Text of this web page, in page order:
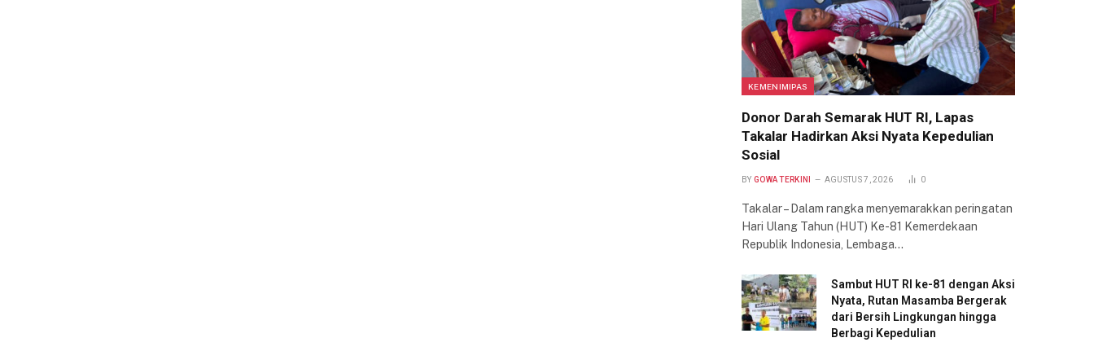
KEMENIMIPAS
Donor Darah Semarak HUT RI, Lapas
Takalar Hadirkan Aksi Nyata Kepedulian
Sosial
BY GOWA TERKINI AGUSTUS 7, 2026 0
Takalar – Dalam rangka menyemarakkan peringatan
Hari Ulang Tahun (HUT) Ke-81 Kemerdekaan
Republik Indonesia, Lembaga…
Sambut HUT RI ke-81 dengan Aksi
Nyata, Rutan Masamba Bergerak
dari Bersih Lingkungan hingga
Berbagi Kepedulian